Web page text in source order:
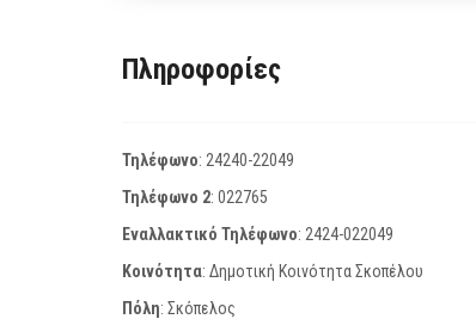
Πληροφορίες
Τηλέφωνο: 24240-22049
Τηλέφωνο 2: 022765
Εναλλακτικό Τηλέφωνο: 2424-022049
Κοινότητα: Δημοτική Κοινότητα Σκοπέλου
Πόλη: Σκόπελος